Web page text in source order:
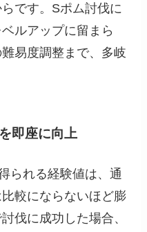
です。Sポム討伐に
ルアップに留まら
易度調整まで、多岐
即座に向上
られる経験値は、通
較にならないほど膨
伐に成功した場合、